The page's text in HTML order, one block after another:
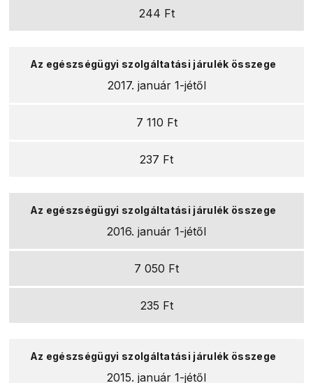
244 Ft
2017. január 1-jétől
7 110 Ft
237 Ft
2016. január 1-jétől
7 050 Ft
235 Ft
2015. január 1-jétől